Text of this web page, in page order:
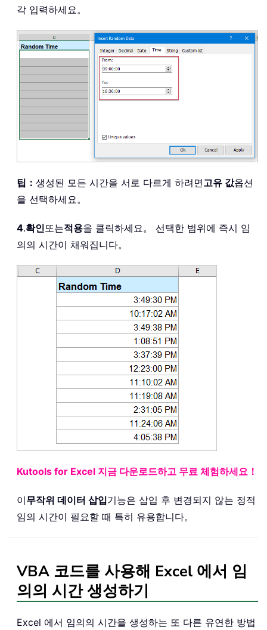
각 입력하세요。
팁： 생성된 모든 시간을 서로 다르게 하려면고유 값옵션
을 선택하세요。
4.확인또는적용을 클릭하세요。 선택한 범위에 즉시 임
의의 시간이 채워집니다。
Kutools for Excel 지금 다운로드하고 무료 체험하세요！
이무작위 데이터 삽입기능은 삽입 후 변경되지 않는 정적
임의 시간이 필요할 때 특히 유용합니다。
VBA 코드를 사용해 Excel 에서 임
의의 시간 생성하기
Excel 에서 임의의 시간을 생성하는 또 다른 유연한 방법